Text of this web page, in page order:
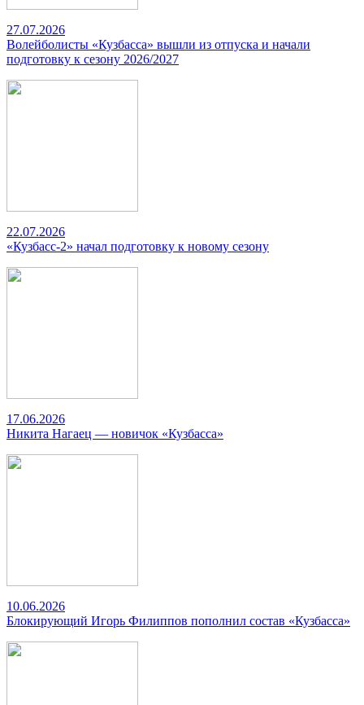
27.07.2026
Волейболисты «Кузбасса» вышли из отпуска и начали
подготовку к сезону 2026/2027
22.07.2026
«Кузбасс-2» начал подготовку к новому сезону
17.06.2026
Никита Нагаец — новичок «Кузбасса»
10.06.2026
Блокирующий Игорь Филиппов пополнил состав «Кузбасса»